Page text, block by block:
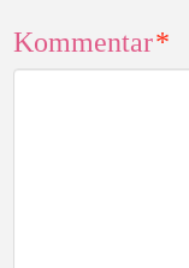
Kommentar*